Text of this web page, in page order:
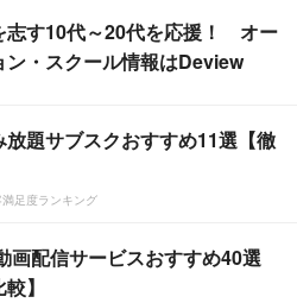
志す10代～20代を応援！ オー
ン・スクール情報はDeview
放題サブスクおすすめ11選【徹
足度ランキング
画配信サービスおすすめ40選
】